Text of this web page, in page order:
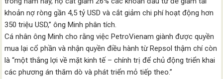
khoản nợ ròng gần 4,5 tỷ USD và cắt giảm chi phí hoạt động hơn
350 triệu USD,” ông Minh phân tích.
Cá nhân ông Minh cho rằng việc PetroVienam giành được quyền
mua lại cổ phần và nhận quyền điều hành từ Repsol thậm chí còn
là “một thắng lợi về mặt kinh tế – chính trị để chủ động triển khai
các phương án thăm dò và phát triển mỏ tiếp theo.”